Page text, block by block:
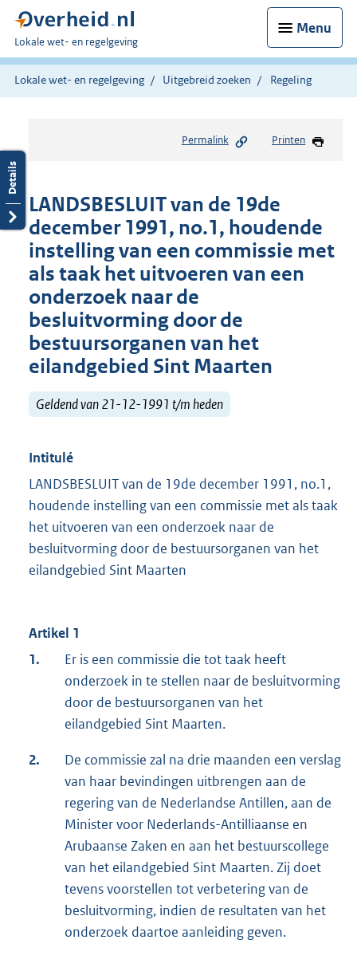
Menu
U
bent
hier:
Lokale wet- en regelgeving
Lokale wet- en regelgeving Uitgebreid zoeken Regeling
Permalink Printen
LANDSBESLUIT van de 19de
december 1991, no.1, houdende
instelling van een commissie met
als taak het uitvoeren van een
onderzoek naar de
besluitvorming door de
bestuursorganen van het
eilandgebied Sint Maarten
Geldend van 21-12-1991 t/m heden
Intitulé
LANDSBESLUIT van de 19de december 1991, no.1,
houdende instelling van een commissie met als taak
het uitvoeren van een onderzoek naar de
besluitvorming door de bestuursorganen van het
eilandgebied Sint Maarten
Artikel 1
1.
Er is een commissie die tot taak heeft
onderzoek in te stellen naar de besluitvorming
door de bestuursorganen van het
eilandgebied Sint Maarten.
2.
De commissie zal na drie maanden een verslag
van haar bevindingen uitbrengen aan de
regering van de Nederlandse Antillen, aan de
Minister voor Nederlands-Antilliaanse en
Arubaanse Zaken en aan het bestuurscollege
van het eilandgebied Sint Maarten. Zij doet
tevens voorstellen tot verbetering van de
besluitvorming, indien de resultaten van het
onderzoek daartoe aanleiding geven.